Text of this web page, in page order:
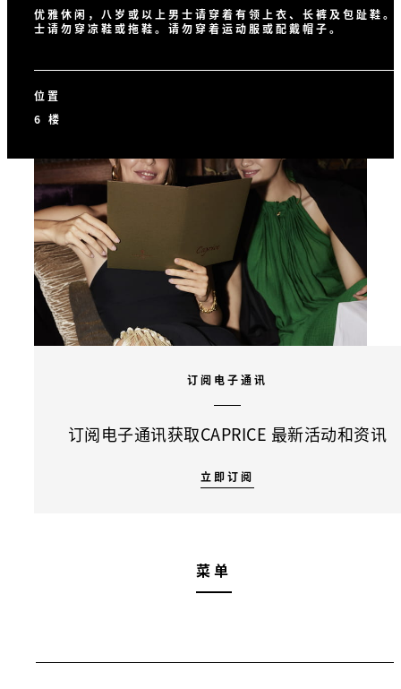
优雅休闲，八岁或以上男士请穿着有领上衣、长裤及包趾鞋。
士请勿穿凉鞋或拖鞋。请勿穿着运动服或配戴帽子。
位置
6 楼
订阅电子通讯
订阅电子通讯获取CAPRICE 最新活动和资讯
立即订阅
菜单